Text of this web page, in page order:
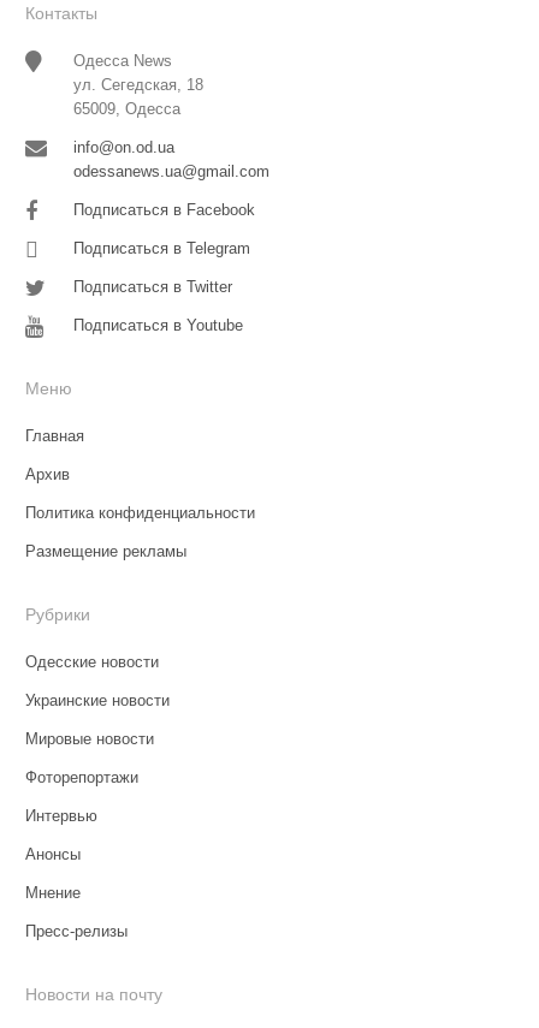
Контакты
Одесса News
ул. Сегедская, 18
65009, Одесса
info@on.od.ua
odessanews.ua@gmail.com
Подписаться в Facebook
Подписаться в Telegram
Подписаться в Twitter
Подписаться в Youtube
Меню
Главная
Архив
Политика конфиденциальности
Размещение рекламы
Рубрики
Одесские новости
Украинские новости
Мировые новости
Фоторепортажи
Интервью
Анонсы
Мнение
Пресс-релизы
Новости на почту